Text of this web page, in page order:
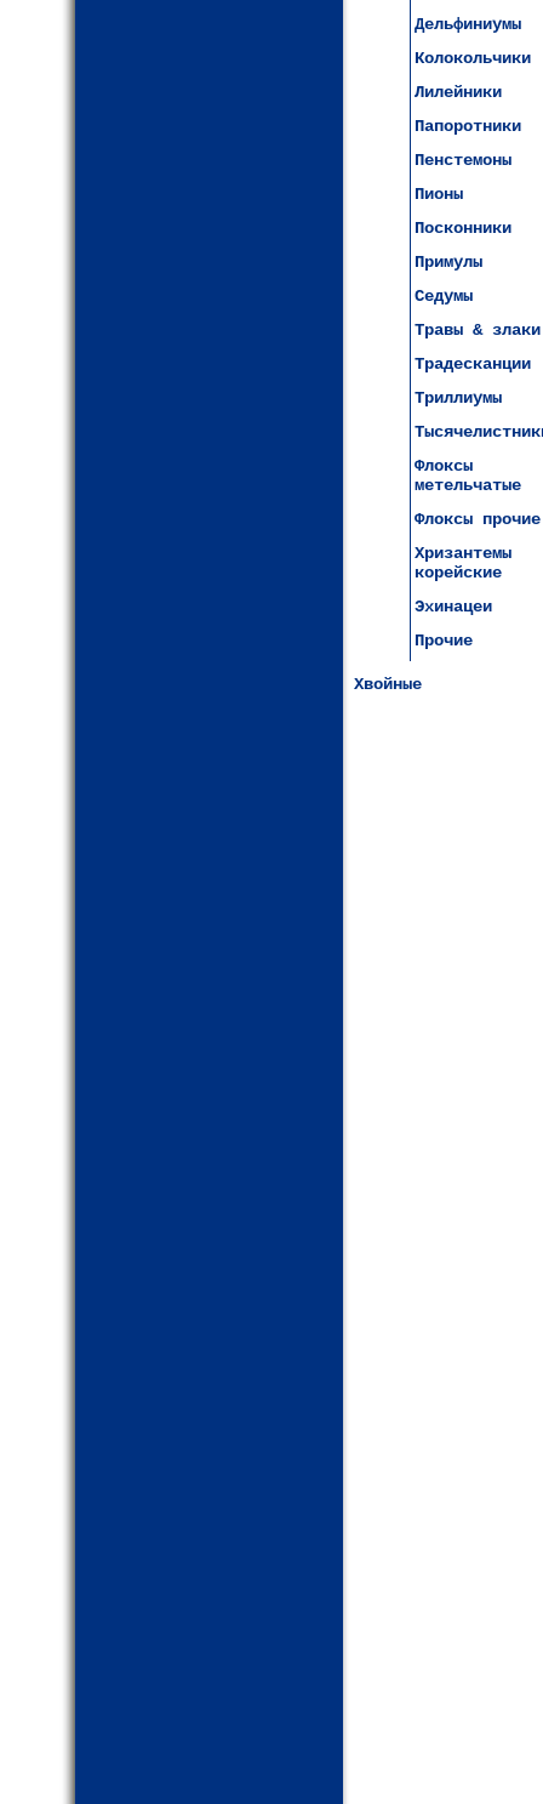
Дельфиниумы
Колокольчики
Лилейники
Папоротники
Пенстемоны
Пионы
Посконники
Примулы
Седумы
Травы & злаки
Традесканции
Триллиумы
Флоксы
метельчатые
Флоксы прочие
Хризантемы
корейские
Эхинацеи
Прочие
Хвойные